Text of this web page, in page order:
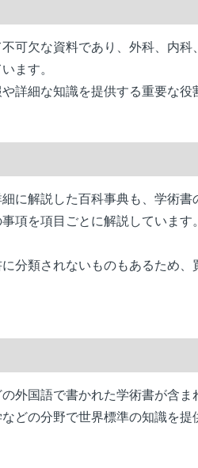
可欠な資料であり、外科、内
ます。
詳細な知識を提供する重要な役
に解説した百科事典も、学術書
項を項目ごとに解説しています。
分類されないものもあるため
外国語で書かれた学術書が含ま
どの分野で世界標準の知識を